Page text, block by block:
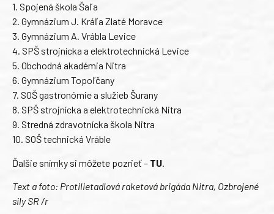
1. Spojená škola Šaľa
2. Gymnázium J. Kráľa Zlaté Moravce
3. Gymnázium A. Vrábla Levice
4. SPŠ strojnícka a elektrotechnická Levice
5. Obchodná akadémia Nitra
6. Gymnázium Topoľčany
7. SOŠ gastronómie a služieb Šurany
8. SPŠ strojnícka a elektrotechnická Nitra
9. Stredná zdravotnícka škola Nitra
10. SOŠ technická Vráble
Ďalšie snímky si môžete pozrieť – TU
Text a foto: Protilietadlová raketová brigáda Nitra, Ozbrojené
sily SR /r